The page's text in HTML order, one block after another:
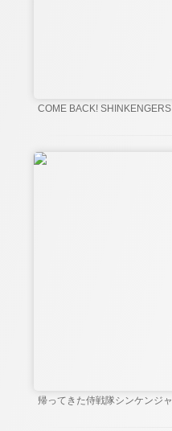
COME BACK! SHINKENGERS